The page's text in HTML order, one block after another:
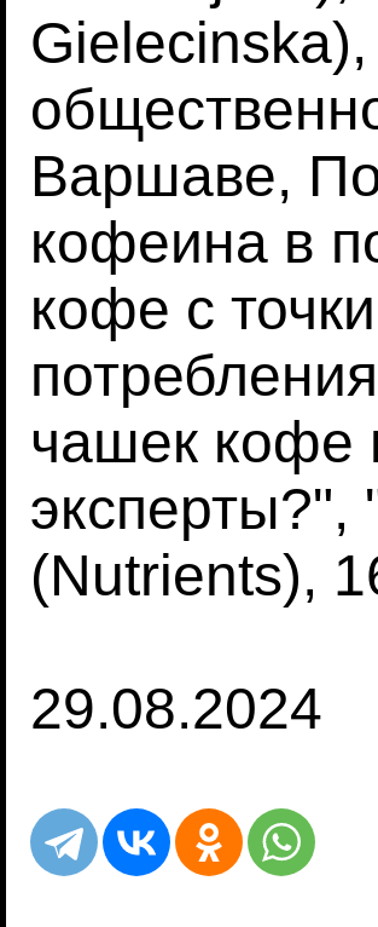
Варшаве,
кофеина в
кофе с
чашек кофе
эксперты?",
(Nutrients),
29.08.2024